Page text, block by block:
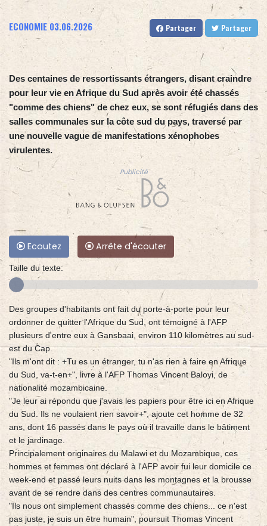
ECONOMIE 03.06.2026 Partager Partager
Des centaines de ressortissants étrangers, disant craindre
pour leur vie en Afrique du Sud après avoir été chassés
"comme des chiens" de chez eux, se sont réfugiés dans des
salles communales sur la côte sud du pays, traversé par
une nouvelle vague de manifestations xénophobes
virulentes.
Publicité
Ecoutez Arrête d'écouter
Taille du texte:
Des groupes d'habitants ont fait du porte-à-porte pour leur
ordonner de quitter l'Afrique du Sud, ont témoigné à l'AFP
plusieurs d'entre eux à Gansbaai, environ 110 kilomètres au sud-
est du Cap.
"Ils m'ont dit : +Tu es un étranger, tu n'as rien à faire en Afrique
du Sud, va-t-en+", livre à l'AFP Thomas Vincent Baloyi, de
nationalité mozambicaine.
"Je leur ai répondu que j'avais les papiers pour être ici en Afrique
du Sud. Ils ne voulaient rien savoir+", ajoute cet homme de 32
ans, dont 16 passés dans le pays où il travaille dans le bâtiment
et le jardinage.
Principalement originaires du Malawi et du Mozambique, ces
hommes et femmes ont déclaré à l'AFP avoir fui leur domicile ce
week-end et passé leurs nuits dans les montagnes et la brousse
avant de se rendre dans des centres communautaires.
"Ils nous ont simplement chassés comme des chiens... ce n'est
pas juste, je suis un être humain", poursuit Thomas Vincent